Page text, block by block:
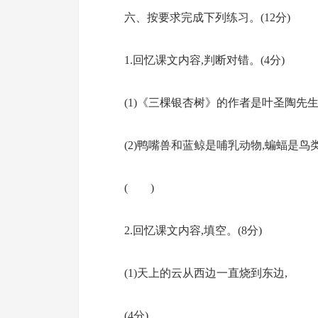
六、按要求完成下列练习。(12分)
1.回忆课文内容,判断对错。(4分)
(1)《三棵银杏树》的作者是叶圣陶
(2)鸭嘴兽和蓝鲸是哺乳动物,蝙蝠是鸟
( )
2.回忆课文内容,填空。(8分)
(1)天上的云从西边一直
(4分)